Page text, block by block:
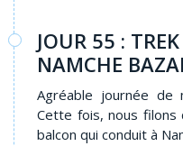
JOUR 55 :
NAMCHE
Agréable journée de
Cette fois, nous filons
balcon qui conduit à